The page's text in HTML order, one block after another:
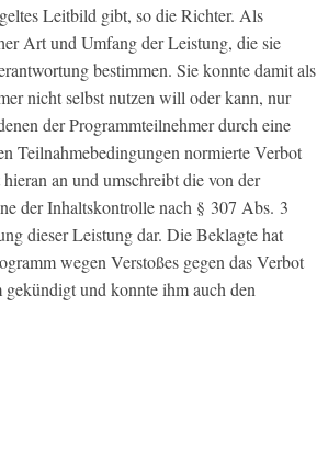
Leitbild gibt, so die Richter. Als
Art und Umfang der Leistung, die sie
bestimmen. Sie konnte damit als
nicht selbst nutzen will oder kann, nur
der Programmteilnehmer durch eine
Teilnahmebedingungen normierte Verbot
an und umschreibt die von der
der Inhaltskontrolle nach § 307 Abs. 3
dieser Leistung dar. Die Beklagte hat
wegen Verstoßes gegen das Verbot
und konnte ihm auch den